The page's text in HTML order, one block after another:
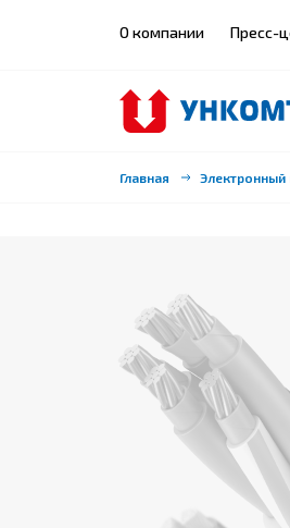
О компании Пресс-
Главная Электронный